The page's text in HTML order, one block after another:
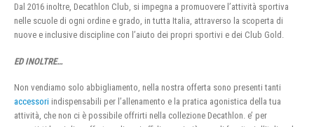
Dal 2016 inoltre, Decathlon Club, si impegna a promuovere l’attività sportiva
nelle scuole di ogni ordine e grado, in tutta Italia, attraverso la scoperta di
nuove e inclusive discipline con l’aiuto dei propri sportivi e dei Club Gold.
ED INOLTRE…
Non vendiamo solo abbigliamento, nella nostra offerta sono presenti tanti
accessori indispensabili per l’allenamento e la pratica agonistica della tua
attività, che non ci è possibile offrirti nella collezione Decathlon. e’ per